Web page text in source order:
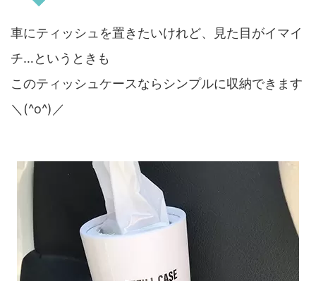
車にティッシュを置きたいけれど、見た目がイマイ
チ…というときも
このティッシュケースならシンプルに収納できます
＼(^o^)／